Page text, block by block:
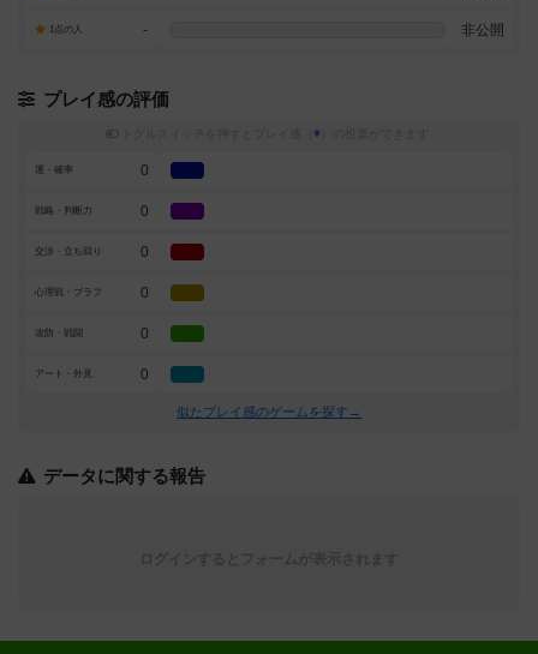
1点の人 - 非公開
プレイ感の評価
※
運・確率 0
戦略・判断力 0
交渉・立ち回り 0
心理戦・ブラフ 0
攻防・戦闘 0
アート・外見 0
似たプレイ感のゲームを探す→
データに関する報告